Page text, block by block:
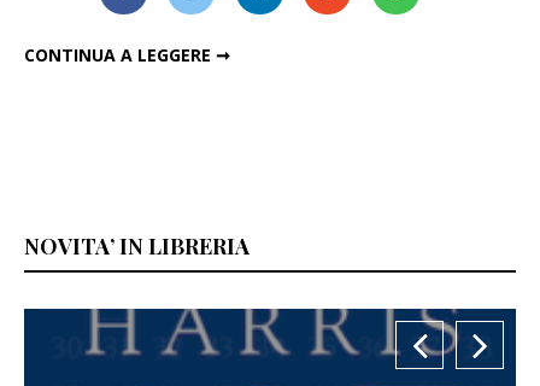
CONTINUA A LEGGERE ➞
NOVITA’ IN LIBRERIA